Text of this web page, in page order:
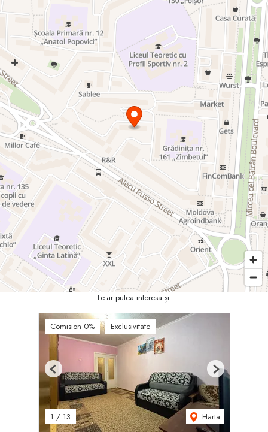
Te-ar putea interesa și:
Comision 0% Exclusivitate
1 / 13 Harta
Previous Next